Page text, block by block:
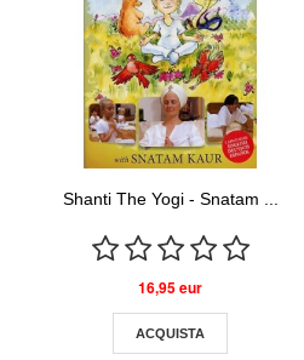
Shanti The Yogi - Snatam ...
16,95 eur
ACQUISTA